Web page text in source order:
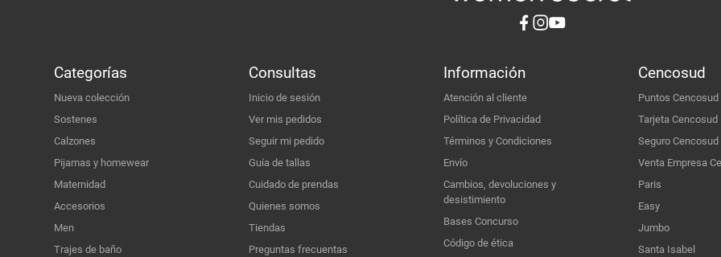
Categorías
Nueva colección
Sostenes
Calzones
Pijamas y homewear
Maternidad
Accesorios
Men
Trajes de baño
Consultas
Inicio de sesión
Ver mis pedidos
Seguir mi pedido
Guía de tallas
Cuidado de prendas
Quienes somos
Tiendas
Preguntas frecuentas
Información
Atención al cliente
Política de Privacidad
Términos y Condiciones
Envío
Cambios, devoluciones y
desistimiento
Bases Concurso
Código de ética
Cencosud
Puntos Cencosud
Tarjeta Cencosud
Seguro Cencosud
Venta Empresa
Paris
Easy
Jumbo
Santa Isabel